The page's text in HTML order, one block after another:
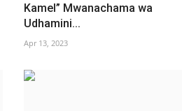
Kamel” Mwanachama wa
Udhamini...
Apr 13, 2023